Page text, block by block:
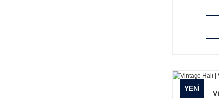
YENİ